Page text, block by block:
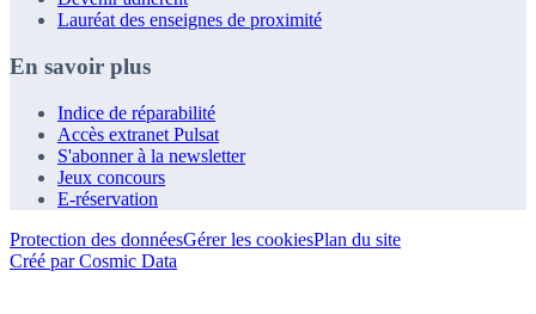
Lauréat des enseignes de proximité
En savoir plus
Indice de réparabilité
Accès extranet Pulsat
S'abonner à la newsletter
Jeux concours
E-réservation
Protection des donnéesGérer les cookiesPlan du site
Créé par Cosmic Data